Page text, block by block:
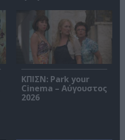
ΚΠΙΣΝ: Park your
Cinema – Αύγουστος
2026